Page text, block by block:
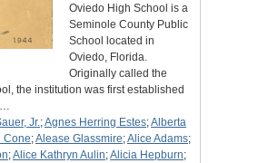
Oviedo High School is a
Seminole County Public
School located in
Oviedo, Florida.
Originally called the
the institution was first established
Jr.;Agnes Herring Estes;Alberta
Cone;Alease Glassmire;Alice Adams;
;Alice Kathryn Aulin;Alicia Hepburn;